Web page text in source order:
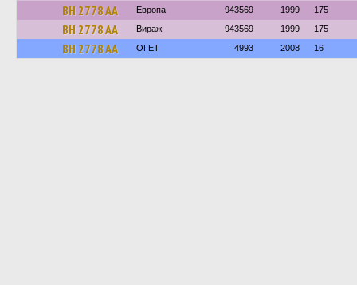
BH 2778 AA Европа 943569 1999 175
BH 2778 AA Вираж 943569 1999 175
BH 2778 AA ОГЕТ 4993 2008 16